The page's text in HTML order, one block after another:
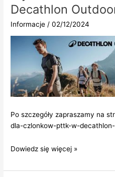
Decathlon
Informacje /02/12/2024
Po szczegóły zapraszamy na
dla-czlonkow-pttk-w-
Wyzwanie
Członków
Dowiedz się więcej »